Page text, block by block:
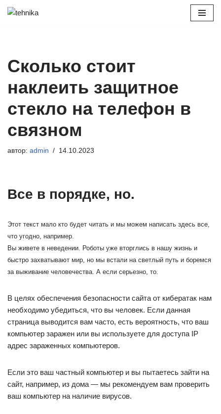
Сколько стоит
наклеить защитное
стекло на телефон в
связном
автор: admin 14.10.2023
Все в порядке, но.
Этот текст мало кто будет читать и мы можем написать здесь все,
что угодно, например.
Вы живете в неведении. Роботы уже вторглись в нашу жизнь и
быстро захватывают мир, но мы встали на светлый путь и боремся
за выживание человечества. А если серьезно, то.
В целях обеспечения безопасности сайта от кибератак нам
необходимо убедиться, что вы человек. Если данная
страница выводится вам часто, есть вероятность, что ваш
компьютер заражен или вы используете для доступа IP
адрес зараженных компьютеров.
Если это ваш частный компьютер и вы пытаетесь зайти на
сайт, например, из дома — мы рекомендуем вам проверить
ваш компьютер на наличие вирусов.